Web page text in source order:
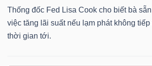
Thống đốc Fed Lisa Cook cho biết bà
việc tăng lãi suất nếu lạm phát không tiếp
thời gian tới.